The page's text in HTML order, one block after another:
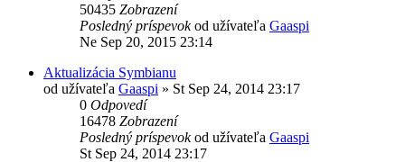
50435 Zobrazení
Posledný príspevokod užívateľa Gaaspi
Ne Sep 20, 2015 23:14
Aktualizácia Symbianu
od užívateľa Gaaspi » St Sep 24, 2014 23:17
0 Odpovedí
16478 Zobrazení
Posledný príspevokod užívateľa Gaaspi
St Sep 24, 2014 23:17